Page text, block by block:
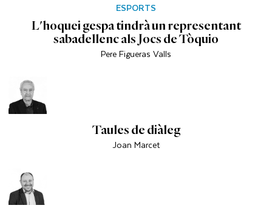
ESPORTS
L'hoquei gespa tindrà un representant
sabadellenc als Jocs de Tòquio
Pere Figueras Valls
Taules de diàleg
Joan Marcet